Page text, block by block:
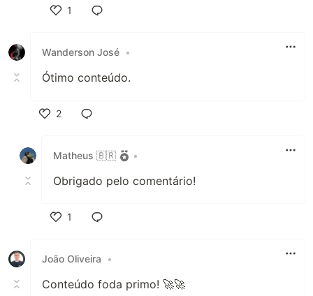
1
Wanderson José •
Ótimo conteúdo.
2
Matheus 🇧🇷
•
Obrigado pelo comentário!
1
João Oliveira
•
Conteúdo foda primo! 🚀🚀